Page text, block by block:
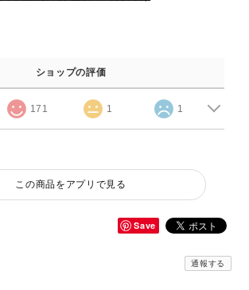
ショップの評価
171 1 1
この商品をアプリで見る
Save
通報する